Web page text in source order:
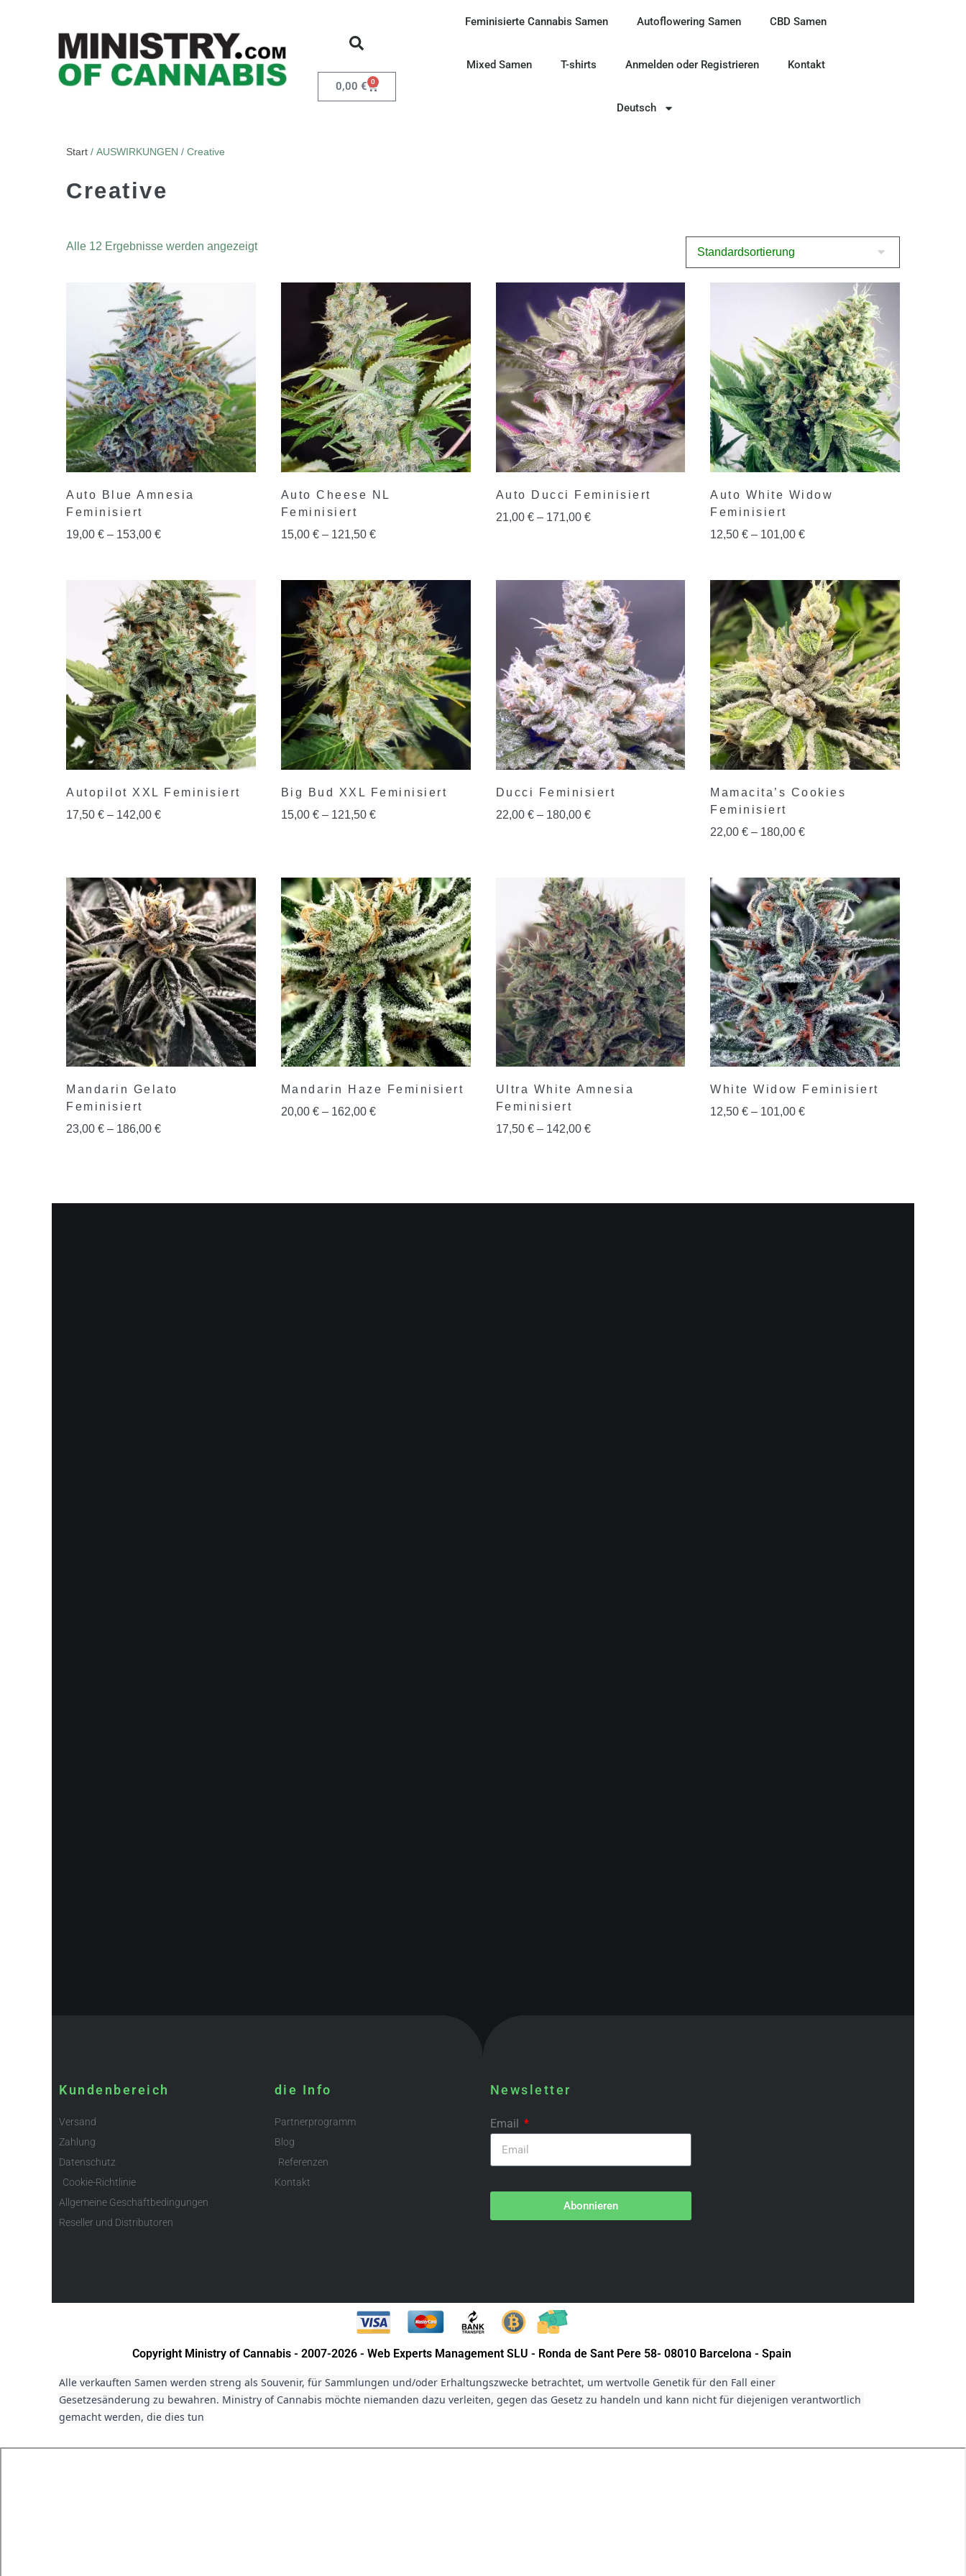
0,00 € 0
Feminisierte Cannabis Samen Autoflowering Samen CBD Samen
Mixed Samen T-shirts Anmelden oder Registrieren Kontakt
Deutsch
Start / AUSWIRKUNGEN / Creative
Creative
Alle 12 Ergebnisse werden angezeigt
Auto Blue Amnesia
Feminisiert
19,00 € – 153,00 €
Auto Cheese NL
Feminisiert
15,00 € – 121,50 €
Auto Ducci Feminisiert
21,00 € – 171,00 €
Auto White Widow
Feminisiert
12,50€ – 101,00€
Autopilot XXL Feminisiert
17,50 € – 142,00 €
Big Bud XXL Feminisiert
15,00 € – 121,50 €
Ducci Feminisiert
22,00 € – 180,00 €
Mamacita’s Cookies
Feminisiert
22,00€ – 180,00€
Mandarin Gelato
Feminisiert
23,00 € – 186,00 €
Mandarin Haze Feminisiert
20,00 € – 162,00 €
Ultra White Amnesia
Feminisiert
17,50 € – 142,00 €
White Widow Feminisiert
12,50€ – 101,00€
Kundenbereich
Versand
Zahlung
Datenschutz
Cookie-Richtlinie
Allgemeine Geschäftbedingungen
Reseller und Distributoren
die Info
Partnerprogramm
Blog
Referenzen
Kontakt
Newsletter
Email
Abonnieren
Copyright Ministry of Cannabis - 2007-2026 - Web Experts Management SLU - Ronda de Sant Pere 58- 08010 Barcelona - Spain
Alle verkauften Samen werden streng als Souvenir, für Sammlungen und/oder Erhaltungszwecke betrachtet, um wertvolle Genetik für den Fall einer
Gesetzesänderung zu bewahren. Ministry of Cannabis möchte niemanden dazu verleiten, gegen das Gesetz zu handeln und kann nicht für diejenigen verantwortlich
gemacht werden, die dies tun